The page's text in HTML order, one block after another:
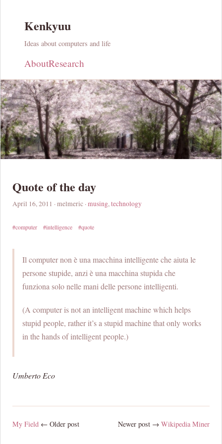
Kenkyuu
Ideas about computers and life
AboutResearch
Quote of the day
April 16, 2011 · melmeric ·musing,technology
#computer #intelligence #quote
Il computer non è una macchina intelligente che aiuta le
persone stupide, anzi è una macchina stupida che
funziona solo nelle mani delle persone intelligenti.
(A computer is not an intelligent machine which helps
stupid people, rather it’s a stupid machine that only works
in the hands of intelligent people.)
Umberto Eco
My Field ← Older post Newer post → Wikipedia Miner